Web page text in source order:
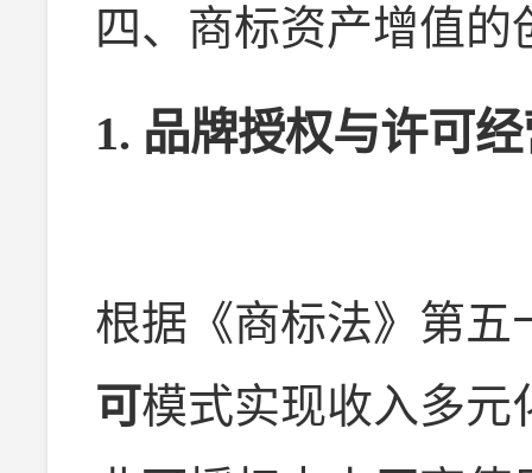
四、商标资产增值的
1. 品牌授权与许可
根据《商标法》第五
可模式实现收入多元